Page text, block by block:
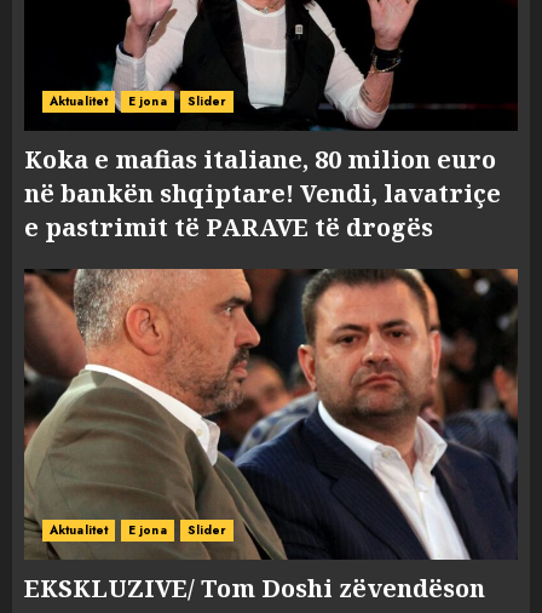
Aktualitet E jona Slider
Koka e mafias italiane, 80 milion euro
në bankën shqiptare! Vendi, lavatriçe
e pastrimit të PARAVE të drogës
Aktualitet E jona Slider
EKSKLUZIVE/ Tom Doshi zëvendëson